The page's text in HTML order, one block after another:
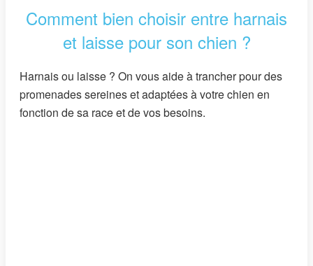
Comment bien choisir entre harnais
et laisse pour son chien ?
Harnais ou laisse ? On vous aide à trancher pour des
promenades sereines et adaptées à votre chien en
fonction de sa race et de vos besoins.